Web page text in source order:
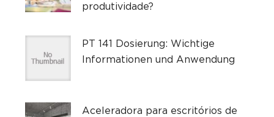
produtividade?
PT 141 Dosierung: Wichtige
Informationen und Anwendung
Aceleradora para escritórios de